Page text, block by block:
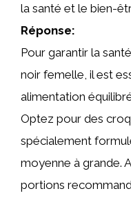
la santé et le bien-
Réponse:
Pour garantir la
noir femelle, il est
alimentation
Optez pour des
spécialement
moyenne à grande.
portions